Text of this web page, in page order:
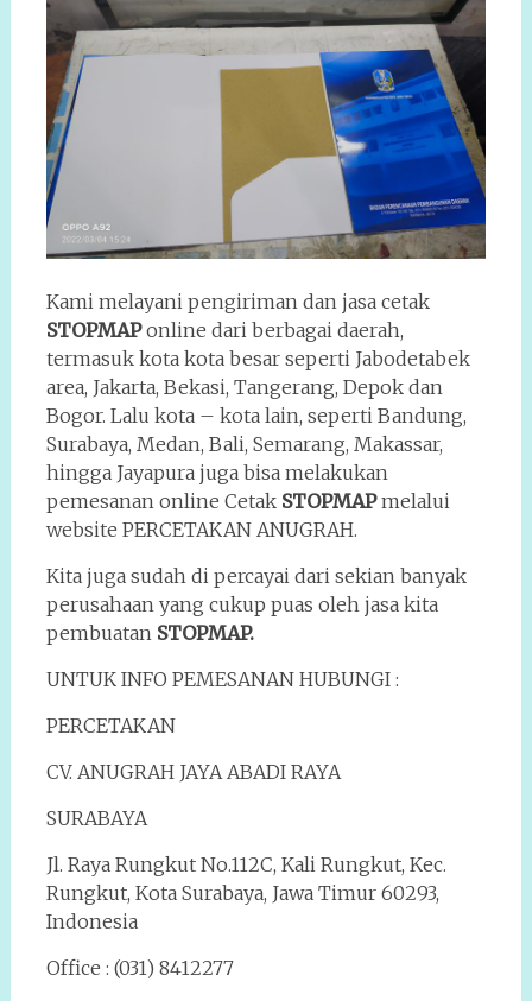
Kami melayani pengiriman dan jasa cetak
STOPMAPonline dari berbagai daerah,
termasuk kota kota besar seperti Jabodetabek
area, Jakarta, Bekasi, Tangerang, Depok dan
Bogor. Lalu kota – kota lain, seperti Bandung,
Surabaya, Medan, Bali, Semarang, Makassar,
hingga Jayapura juga bisa melakukan
pemesanan online Cetak STOPMAPmelalui
website PERCETAKAN ANUGRAH.
Kita juga sudah di percayai dari sekian banyak
perusahaan yang cukup puas oleh jasa kita
pembuatan STOPMAP.
UNTUK INFO PEMESANAN HUBUNGI :
PERCETAKAN
CV. ANUGRAH JAYA ABADI RAYA
SURABAYA
Jl. Raya Rungkut No.112C, Kali Rungkut, Kec.
Rungkut, Kota Surabaya, Jawa Timur 60293,
Indonesia
Office : (031) 8412277